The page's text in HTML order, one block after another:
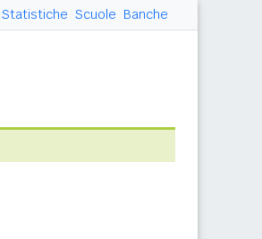
Statistiche Scuole Banche